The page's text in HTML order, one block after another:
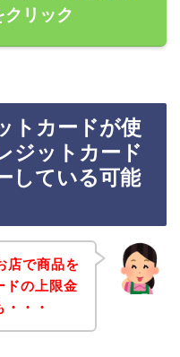
クリック
トカードが使
ジットカード
している可能
店で商品を
ドの上限金
・・